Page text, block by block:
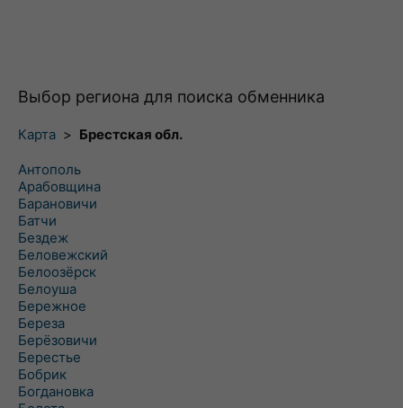
Выбор региона для поиска обменника
Карта > Брестская обл.
Антополь
Арабовщина
Барановичи
Батчи
Бездеж
Беловежский
Белоозёрск
Белоуша
Бережное
Береза
Берёзовичи
Берестье
Бобрик
Богдановка